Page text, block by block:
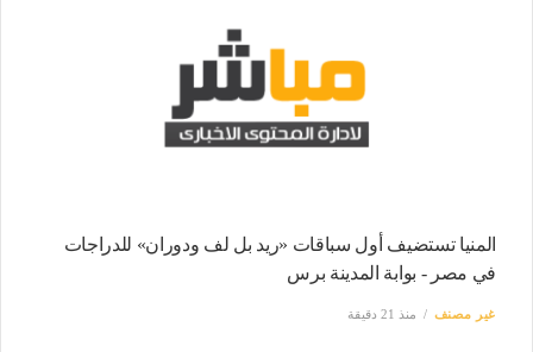
المنيا تستضيف أول سباقات «ريد بل لف ودوران» للدراجات
في مصر - بوابة المدينة برس
غير مصنف منذ 21 دقيقة